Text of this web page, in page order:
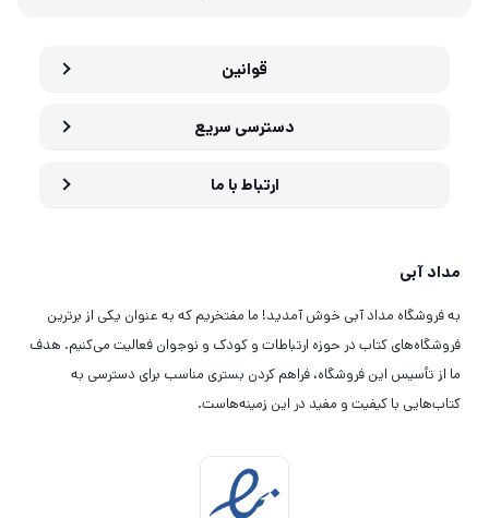
قوانین
دسترسی سریع
ارتباط با ما
مداد آبی
به فروشگاه مداد آبی خوش آمدید! ما مفتخریم که به عنوان یکی از برترین
فروشگاه‌های کتاب در حوزه ارتباطات و کودک و نوجوان فعالیت می‌کنیم. هدف
ما از تأسیس این فروشگاه، فراهم کردن بستری مناسب برای دسترسی به
کتاب‌هایی با کیفیت و مفید در این زمینه‌هاست.